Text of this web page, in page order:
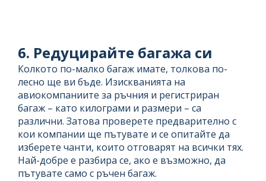
6. Редуцирайте багажа си
Колкото по-малко багаж имате, толкова по-
лесно ще ви бъде. Изискванията на
авиокомпаниите за ръчния и регистриран
багаж – като килограми и размери – са
различни. Затова проверете предварително с
кои компании ще пътувате и се опитайте да
изберете чанти, които отговарят на всички тях.
Най-добре е разбира се, ако е възможно, да
пътувате само с ръчен багаж.